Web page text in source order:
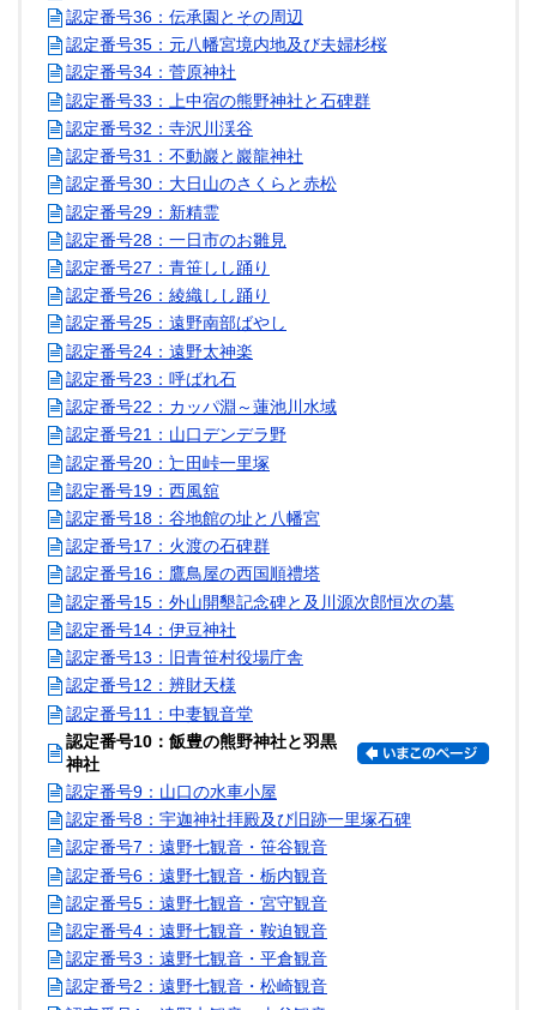
認定番号36：伝承園とその周辺
認定番号35：元八幡宮境内地及び夫婦杉桜
認定番号34：菅原神社
認定番号33：上中宿の熊野神社と石碑群
認定番号32：寺沢川渓谷
認定番号31：不動巖と巖龍神社
認定番号30：大日山のさくらと赤松
認定番号29：新精霊
認定番号28：一日市のお雛見
認定番号27：青笹しし踊り
認定番号26：綾織しし踊り
認定番号25：遠野南部ばやし
認定番号24：遠野太神楽
認定番号23：呼ばれ石
認定番号22：カッパ淵～蓮池川水域
認定番号21：山口デンデラ野
認定番号20：辷田峠一里塚
認定番号19：西風舘
認定番号18：谷地館の址と八幡宮
認定番号17：火渡の石碑群
認定番号16：鷹鳥屋の西国順禮塔
認定番号15：外山開墾記念碑と及川源次郎恒次の墓
認定番号14：伊豆神社
認定番号13：旧青笹村役場庁舎
認定番号12：辨財天様
認定番号11：中妻観音堂
認定番号10：飯豊の熊野神社と羽黒
神社
認定番号9：山口の水車小屋
認定番号8：宇迦神社拝殿及び旧跡一里塚石碑
認定番号7：遠野七観音・笹谷観音
認定番号6：遠野七観音・栃内観音
認定番号5：遠野七観音・宮守観音
認定番号4：遠野七観音・鞍迫観音
認定番号3：遠野七観音・平倉観音
認定番号2：遠野七観音・松崎観音